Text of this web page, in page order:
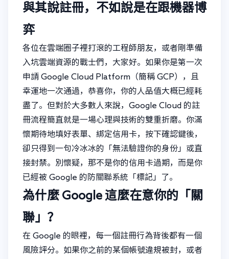
與其說註冊，不如說是在跟機器博
弈
各位在雲端圈子裡打滾的工程師朋友，或者剛準備
入坑雲端資源的戰士們，大家好。如果你是第一次
申請 Google Cloud Platform（簡稱 GCP），且
幸運地一次通過，恭喜你，你的人品值大概已經耗
盡了。但對於大多數人來說，Google Cloud 的註
冊流程簡直就是一場心理與技術的雙重折磨。你滿
懷期待地填好表單、綁定信用卡，按下確認鍵後，
卻只得到一句冷冰冰的「無法驗證你的身份」或直
接封禁。別懷疑，那不是你的信用卡過期，而是你
已經被 Google 的防關聯系統「標記」了。
為什麼 Google 這麼在意你的「關
聯」？
在 Google 的眼裡，每一個註冊行為背後都有一個
風險評分。如果你之前的某個帳號違規被封，或者